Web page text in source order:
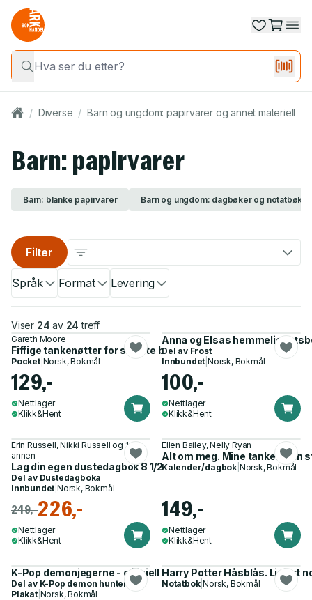
/ Diverse / Barn og ungdom: papirvarer og annet materiell
Barn: papirvarer
Barn: blanke papirvarer Barn og ungdom: dagbøker og notatbøker
Språk Format Levering
Filter
Viser 24 av 24 treff
Gareth Moore
Fiffige tankenøtter for smarte barn
Pocket| Norsk, Bokmål
129,-
Nettlager
Klikk&Hent
Anna og Elsas
Del av Frost
Innbundet |Norsk, Bokmål
100,-
Nettlager
Klikk&Hent
Erin Russell, Nikki Russell og 1
annen
Lag din egen dustedagbok 8 1/2 - alt om meg-dagboka
Del av Dustedagboka
Innbundet |Norsk, Bokmål
249,-226,-
Nettlager
Klikk&Hent
Ellen Bailey, Nelly Ryan
Alt om meg. Mine tanker, min
Kalender/dagbok Norsk, Bokmål
149,-
Nettlager
Klikk&Hent
K-Pop demonjegerne - offisiell plakatbok
Del av K-Pop demon hunters
Plakat| Norsk, Bokmål
Harry Potter Håsblås. Linjert
Notatbok|Norsk, Bokmål